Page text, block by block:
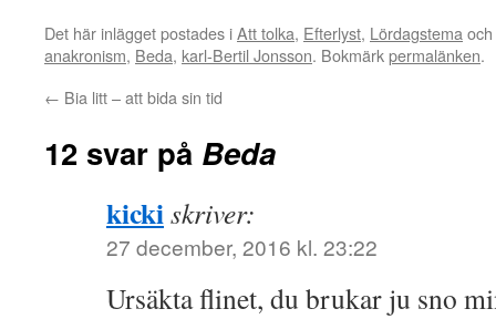
Det här inlägget postades iAtt tolka, Efterlyst, Lördagstema
anakronism, Beda, karl-Bertil Jonsson. Bokmärkpermalänken.
← Bia litt – att bida sin tid
12 svar på Beda
kickiskriver:
27 december, 2016 kl. 23:22
Ursäkta flinet, du brukar ju sno